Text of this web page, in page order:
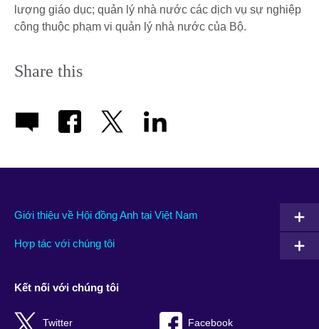
lượng giáo dục; quản lý nhà nước các dịch vụ sự nghiệp
công thuộc phạm vi quản lý nhà nước của Bộ.
Share this
Giới thiệu về Hội đồng Anh tại Việt Nam
Hợp tác với chúng tôi
Kết nối với chúng tôi
Twitter Facebook